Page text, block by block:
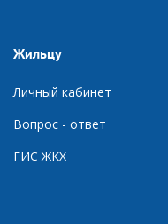
Жильцу
Личный кабинет
Вопрос - ответ
ГИС ЖКХ